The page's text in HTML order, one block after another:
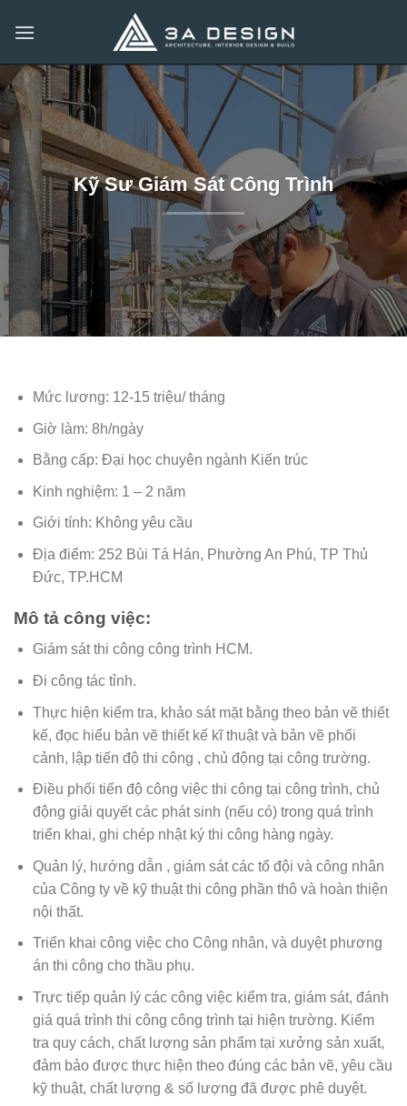
qua
dung
Kỹ Sư Giám Sát Công Trình
Mức lương: 12-15 triệu/ tháng
Giờ làm: 8h/ngày
Bằng cấp: Đại học chuyên ngành Kiến trúc
Kinh nghiệm: 1 – 2 năm
Giới tính: Không yêu cầu
Địa điểm: 252 Bùi Tá Hán, Phường An Phú, TP Thủ
Đức, TP.HCM
Mô tả công việc:
Giám sát thi công công trình HCM.
Đi công tác tỉnh.
Thực hiện kiểm tra, khảo sát mặt bằng theo bản vẽ thiết
kế, đọc hiểu bản vẽ thiết kế kĩ thuật và bản vẽ phối
cảnh, lập tiến độ thi công , chủ động tại công trường.
Điều phối tiến độ công việc thi công tại công trình, chủ
động giải quyết các phát sinh (nếu có) trong quá trình
triển khai, ghi chép nhật ký thi công hàng ngày.
Quản lý, hướng dẫn , giám sát các tổ đội và công nhân
của Công ty về kỹ thuật thi công phần thô và hoàn thiện
nội thất.
Triển khai công việc cho Công nhân, và duyệt phương
án thi công cho thầu phụ.
Trực tiếp quản lý các công việc kiểm tra, giám sát, đánh
giá quá trình thi công công trình tại hiện trường. Kiểm
tra quy cách, chất lượng sản phẩm tại xưởng sản xuất,
đảm bảo được thực hiện theo đúng các bản vẽ, yêu cầu
kỹ thuật, chất lượng & số lượng đã được phê duyệt.